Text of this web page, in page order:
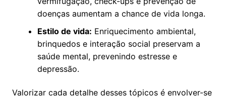
doenças aumentam a chance de vida longa.
Estilo de vida: Enriquecimento ambiental,
brinquedos e interação social preservam a
saúde mental, prevenindo estresse e
depressão.
Valorizar cada detalhe desses tópicos é envolver-se